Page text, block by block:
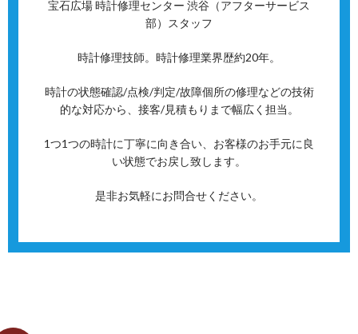
宝石広場 時計修理センター 渋谷（アフターサービス
部）スタッフ
時計修理技師。時計修理業界歴約20年。
時計の状態確認/点検/判定/故障個所の修理などの技術
的な対応から、接客/見積もりまで幅広く担当。
1つ1つの時計に丁寧に向き合い、お客様のお手元に良
い状態でお戻し致します。
是非お気軽にお問合せください。